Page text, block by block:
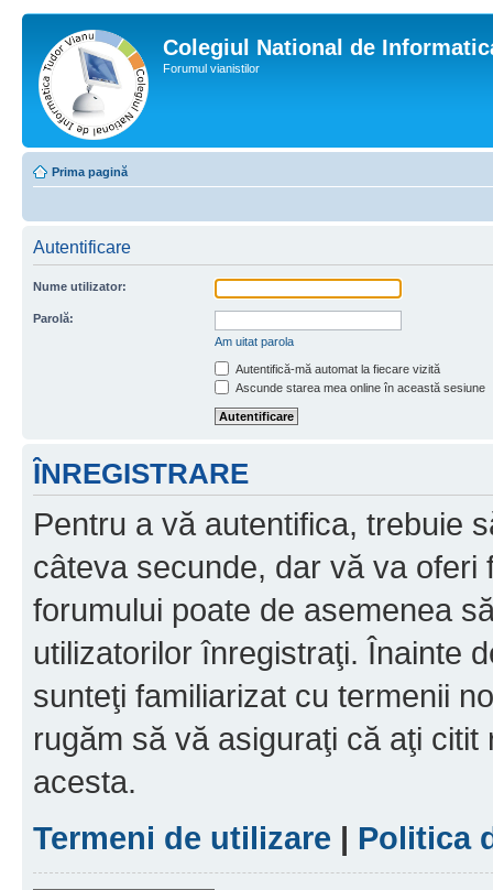
Colegiul National de
Forumul vianistilor
Prima pagină
Autentificare
Nume utilizator:
Parolă:
Am uitat parola
Autentifică-mă automat la fiecare vizită
Ascunde starea mea online în această sesiune
ÎNREGISTRARE
Pentru a vă autentifica, trebuie
câteva secunde, dar vă va oferi
forumului poate de asemenea
utilizatorilor înregistraţi. Înainte
sunteţi familiarizat cu termenii
rugăm să vă asiguraţi că aţi
acesta.
Termeni de utilizare | Politica